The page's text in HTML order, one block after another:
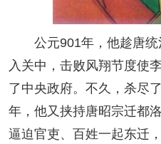
公元901年，他趁唐统
入关中，击败风翔节度使
了中央政府。不久，杀尽
年，他又挟持唐昭宗迁都
逼迫官吏、百姓一起东迁